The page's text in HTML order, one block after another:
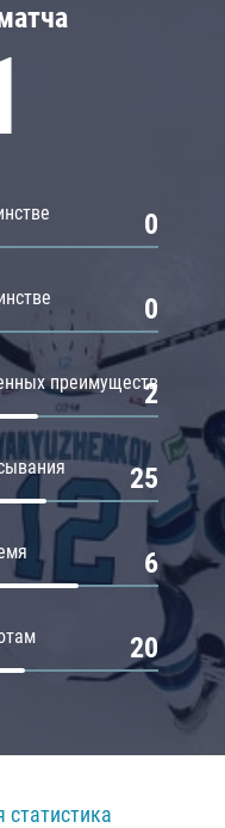
0
0
преимуществ
2
25
6
20